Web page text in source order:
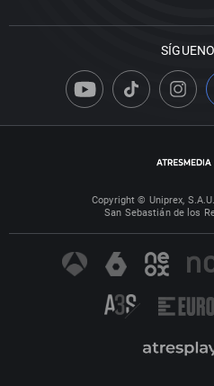
Copyright © Uniprex,
San Sebastián de los